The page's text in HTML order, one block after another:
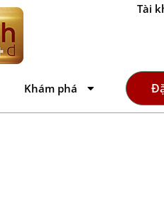
Tài
Khám phá